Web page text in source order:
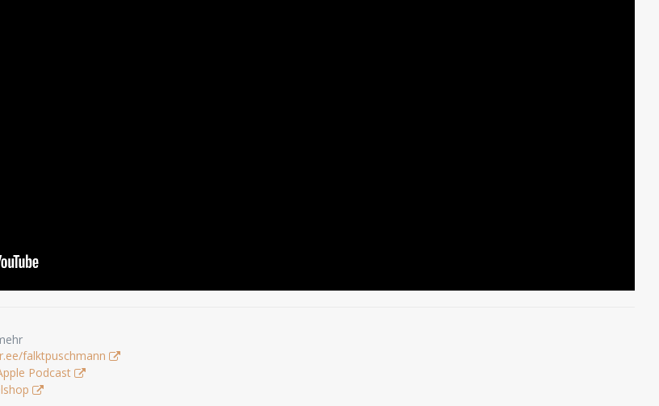
falktpuschmann
Podcast